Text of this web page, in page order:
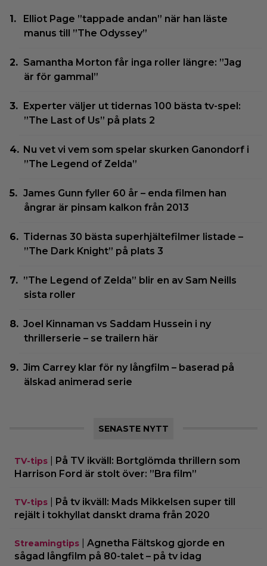
Elliot Page ”tappade andan” när han läste
manus till ”The Odyssey”
Samantha Morton får inga roller längre: ”Jag
är för gammal”
Experter väljer ut tidernas 100 bästa tv-spel:
”The Last of Us” på plats 2
Nu vet vi vem som spelar skurken Ganondorf i
”The Legend of Zelda”
James Gunn fyller 60 år – enda filmen han
ångrar är pinsam kalkon från 2013
Tidernas 30 bästa superhjältefilmer listade –
”The Dark Knight” på plats 3
”The Legend of Zelda” blir en av Sam Neills
sista roller
Joel Kinnaman vs Saddam Hussein i ny
thrillerserie – se trailern här
Jim Carrey klar för ny långfilm – baserad på
älskad animerad serie
SENASTE NYTT
TV-tips
På TV ikväll: Bortglömda thrillern som
Harrison Ford är stolt över: ”Bra film”
TV-tips
På tv ikväll: Mads Mikkelsen super till
rejält i tokhyllat danskt drama från 2020
Streamingtips
Agnetha Fältskog gjorde en
sågad långfilm på 80-talet – på tv idag